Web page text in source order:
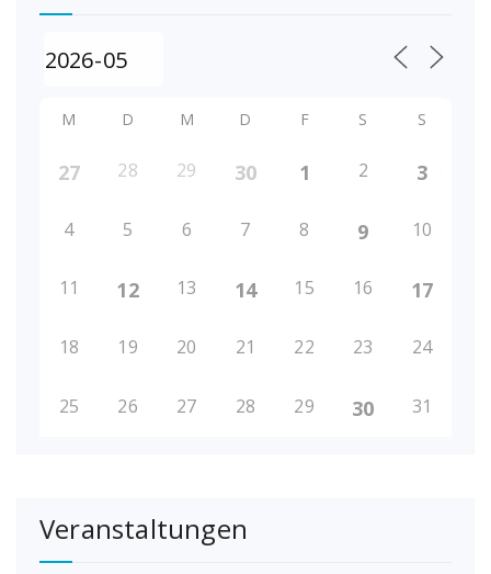
M D M D F S S
27 28 29 30 1 2 3
4 5 6 7 8 9 10
11 12 13 14 15 16 17
18 19 20 21 22 23 24
25 26 27 28 29 30 31
Veranstaltungen